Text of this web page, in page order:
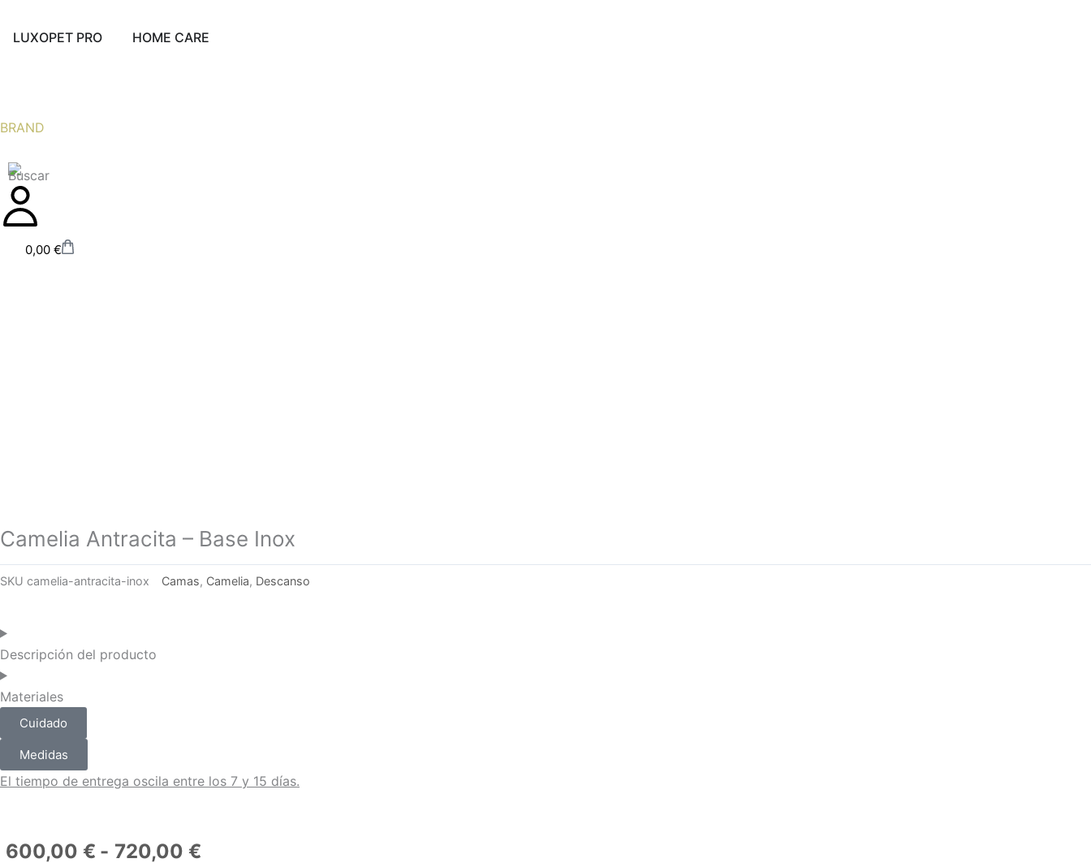
LUXOPET PRO Abrir LUXOPET PRO
HOME CARE
BRAND
0,00 €Carrito
Camelia Antracita – Base Inox
SKU camelia-antracita-inox Camas, Camelia, Descanso
Descripción del producto
Materiales
Cuidado
Medidas
El tiempo de entrega oscila entre los 7 y 15 días.
600,00 € - 720,00 €
Rango